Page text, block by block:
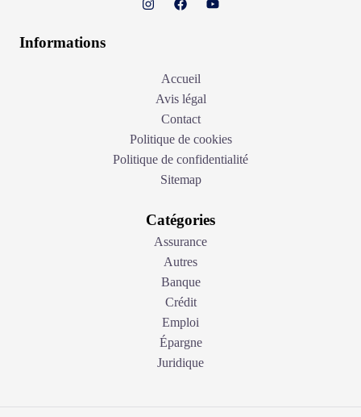
Informations
Accueil
Avis légal
Contact
Politique de cookies
Politique de confidentialité
Sitemap
Catégories
Assurance
Autres
Banque
Crédit
Emploi
Épargne
Juridique